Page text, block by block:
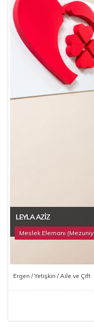
LEYLA AZIZ
Meslek Elemanı
Ergen / Yetişkin / Aile ve Çift